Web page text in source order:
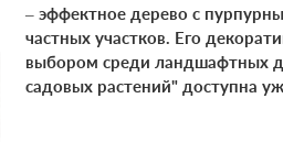
– эффектное дерево с
частных участков. Его
выбором среди ландшафтных
садовых растений" доступна